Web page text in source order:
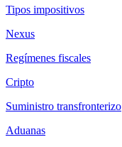
Tipos impositivos
Nexus
Regímenes fiscales
Cripto
Suministro transfronterizo
Aduanas